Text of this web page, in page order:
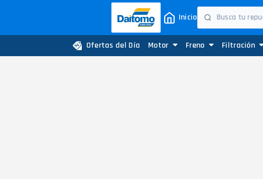
Inicio
Ofertas del Día Motor Freno Filtración